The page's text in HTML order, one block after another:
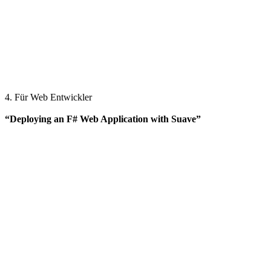
4. Für Web Entwickler
“Deploying an F# Web Application with Suave”